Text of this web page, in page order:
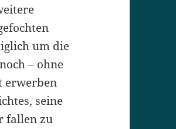
um die
– ohne
erwerben
seine
fallen zu